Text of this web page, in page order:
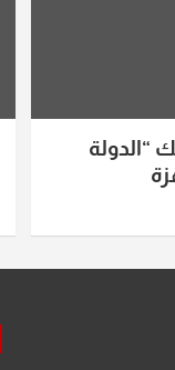
“الدولة